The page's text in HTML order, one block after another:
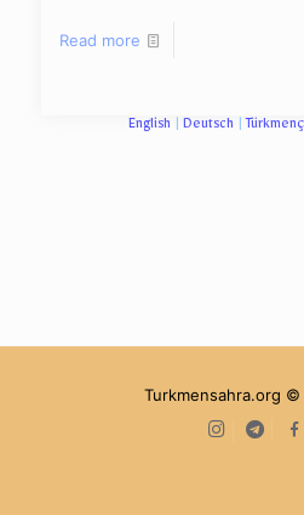
Read more
Turkmensahra.org
facebook
Telegram
Instagram
English | Deutsch |